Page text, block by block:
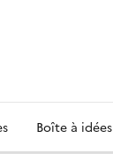
Boîte à idées